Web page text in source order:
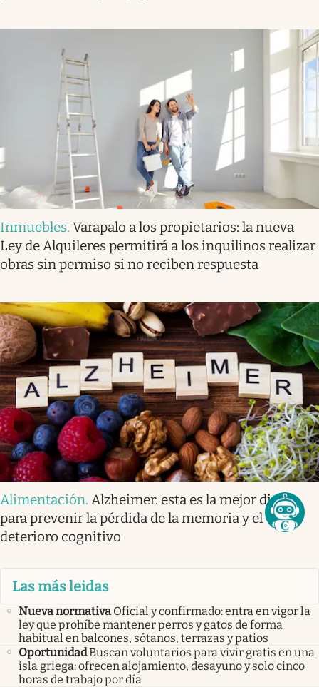
Inmuebles. Varapalo a los propietarios: la nueva
Ley de Alquileres permitirá a los inquilinos realizar
obras sin permiso si no reciben respuesta
Alimentación. Alzheimer: esta es la mejor dieta
para prevenir la pérdida de la memoria y el
deterioro cognitivo
Las más leidas
Nueva normativa Oficial y confirmado: entra en vigor la
ley que prohíbe mantener perros y gatos de forma
habitual en balcones, sótanos, terrazas y patios
OportunidadBuscan voluntarios para vivir gratis en una
isla griega: ofrecen alojamiento, desayuno y solo cinco
horas de trabajo por día